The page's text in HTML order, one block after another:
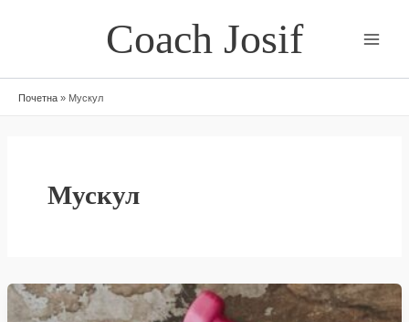
Coach Josif
Почетна » Мускул
Мускул